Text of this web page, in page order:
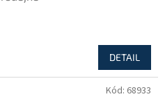
DETAIL
Kód: 68933